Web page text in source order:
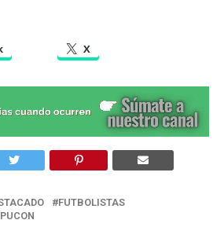
X
FUTBOLISTAS
PUCON